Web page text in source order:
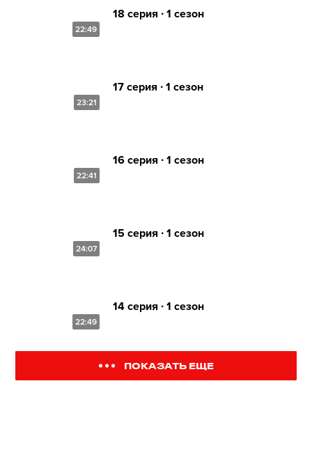
22:49
18 серия ∙ 1 сезон
23:21
17 серия ∙ 1 сезон
22:41
16 серия ∙ 1 сезон
24:07
15 серия ∙ 1 сезон
22:49
14 серия ∙ 1 сезон
ПОКАЗАТЬ ЕЩЕ